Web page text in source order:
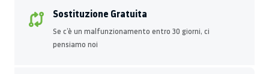
Sostituzione Gratuita
Se c’è un malfunzionamento entro 30 giorni, ci
pensiamo noi